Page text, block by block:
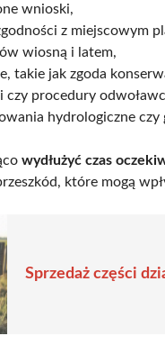
wnioski,
z miejscowym
wiosną i latem,
takie jak zgoda
czy procedury
hydrologiczne czy
wydłużyć czas
które mogą
Sprzedaż części